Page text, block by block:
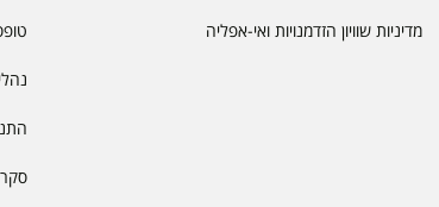
מדיניות שוויון הזדמנויות ואי-אפליה